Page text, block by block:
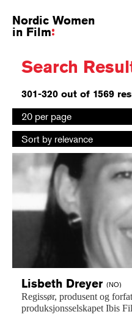
Nordic Women
in Film
Search
301-320 out of 1569
Select
number
results
page
20 per page
Select
sorting
Sort by relevance
Lisbeth Dreyer (NO)
Regissør, produsent og
produksjonsselskapet Ibis